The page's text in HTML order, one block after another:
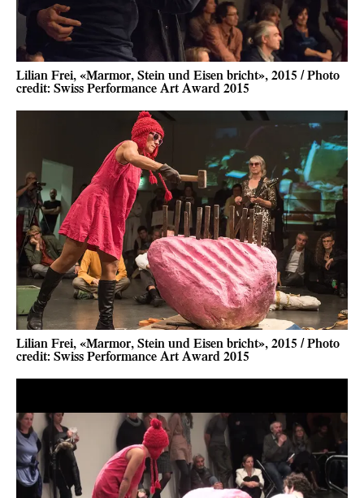
Lilian Frei, «Marmor, Stein und Eisen bricht», 2015 / Photo
credit: Swiss Performance Art Award 2015
Lilian Frei, «Marmor, Stein und Eisen bricht», 2015 / Photo
credit: Swiss Performance Art Award 2015